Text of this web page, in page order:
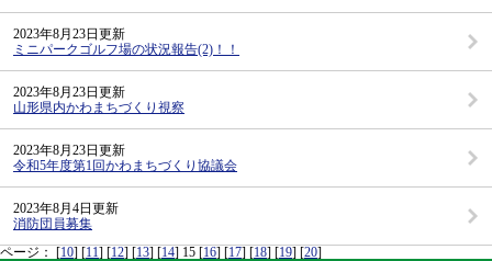
2023年8月23日更新
ミニパークゴルフ場の状況報告(2)！！
2023年8月23日更新
山形県内かわまちづくり視察
2023年8月23日更新
令和5年度第1回かわまちづくり協議会
2023年8月4日更新
消防団員募集
ページ：
[10] [11] [12] [13] [14] 15 [16] [17] [18] [19] [20]